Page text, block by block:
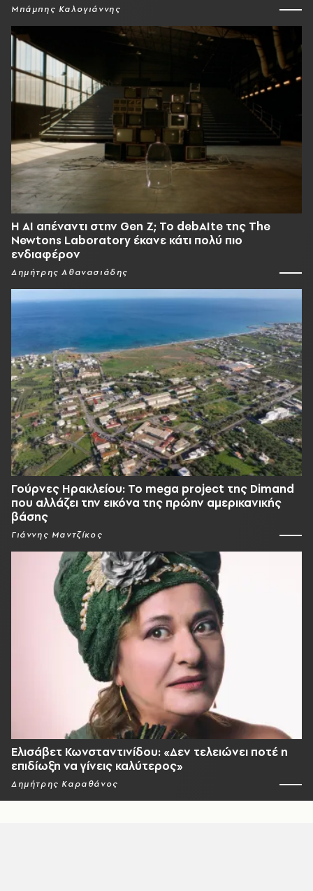
Μπάμπης Καλογιάννης
Η AI απέναντι στην Gen Z; Το debAIte της The
Newtons Laboratory έκανε κάτι πολύ πιο
ενδιαφέρον
Δημήτρης Αθανασιάδης
Γούρνες Ηρακλείου: To mega project της Dimand
που αλλάζει την εικόνα της πρώην αμερικανικής
βάσης
Γιάννης Μαντζίκος
Ελισάβετ Κωνσταντινίδου: «Δεν τελειώνει ποτέ η
επιδίωξη να γίνεις καλύτερος»
Δημήτρης Καραθάνος